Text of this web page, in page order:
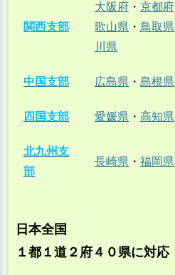
関西支部
大阪府 ・ 京都府
歌山県 ・ 鳥取県
川県
中国支部 広島県 ・ 島根県
四国支部 愛媛県 ・ 高知県
北九州支
部
長崎県 ・ 福岡県
日本全国
１都１道２府４０県に対応